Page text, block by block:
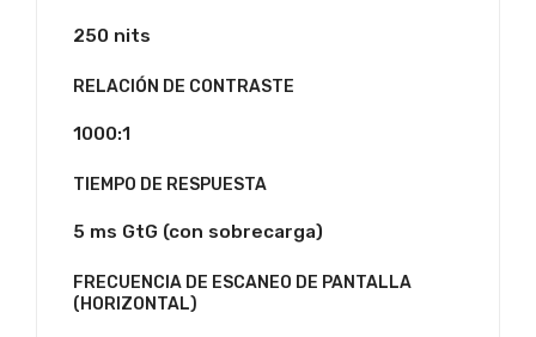
250 nits
RELACIÓN DE CONTRASTE
1000:1
TIEMPO DE RESPUESTA
5 ms GtG (con sobrecarga)
FRECUENCIA DE ESCANEO DE PANTALLA
(HORIZONTAL)